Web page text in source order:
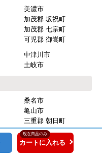
ましたか？
したか？
か？
たか？カートに入れる
現在商品のみ
美濃市
加茂郡 坂祝町
加茂郡 七宗町
可児郡 御嵩町
中津川市
土岐市
桑名市
亀山市
三重郡 朝日町
松阪市